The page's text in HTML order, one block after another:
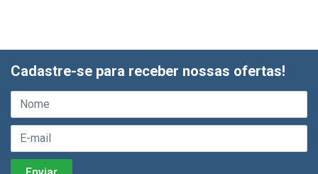
Cadastre-se para receber nossas ofertas!